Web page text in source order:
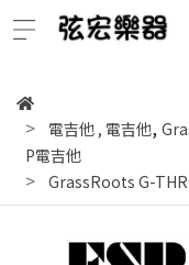
電吉他 , 電吉他,
P電吉他
GrassRoots G-